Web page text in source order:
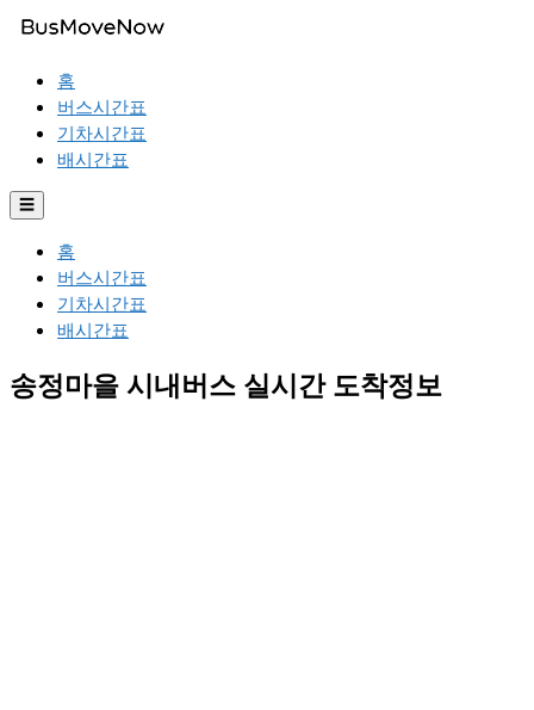
홈
버스시간표
기차시간표
배시간표
☰
홈
버스시간표
기차시간표
배시간표
송정마을 시내버스 실시간 도착정보